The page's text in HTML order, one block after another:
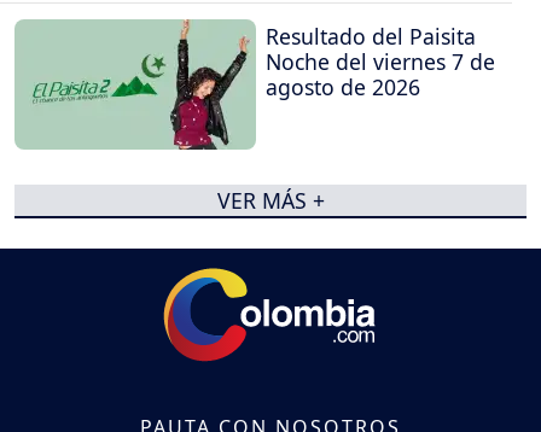
Resultado del Paisita
Noche del viernes 7 de
agosto de 2026
VER MÁS +